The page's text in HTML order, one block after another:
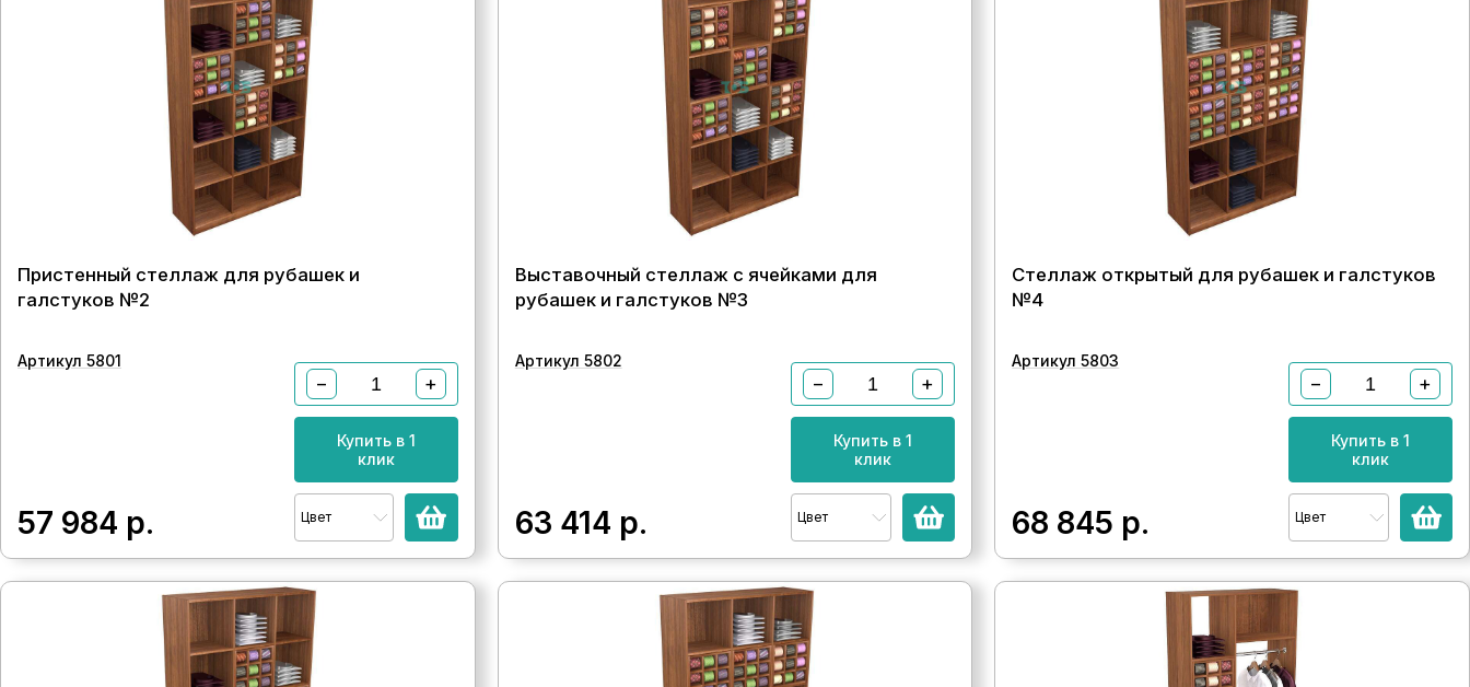
Пристенный стеллаж для рубашек и
галстуков №2
Артикул 5801
57 984 р.
− +
Купить в 1
клик
Цвет
Выставочный стеллаж с ячейками для
рубашек и галстуков №3
Артикул 5802
63 414 р.
− +
Купить в 1
клик
Цвет
Стеллаж открытый для рубашек и галстуков
№4
Артикул 5803
68 845 р.
− +
Купить в 1
клик
Цвет